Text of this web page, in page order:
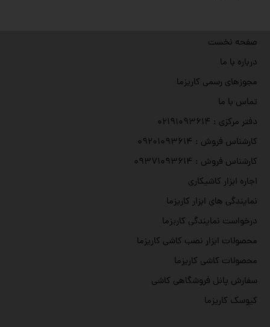
صفحه نخست
درباره با ما
مجوزهای رسمی کاریزما
تماس با ما
دفتر مرکزی : ۰۲۱۹۱۰۹۳۶۱۴
کارشناس فروش : ۰۹۲۰۱۰۹۳۶۱۴
کارشناس فروش : ۰۹۳۷۱۰۹۳۶۱۴
اجاره ابزار کاشیکاری
نمایندگی های ابزار کاریزما
درخواست نمایندگی کاریزما
محصولات ابزار نصب کاشی کاریزما
محصولات کاشی کاریزما
سفارش پانل فروشگاهی کاشی
کیوسک کاریزما